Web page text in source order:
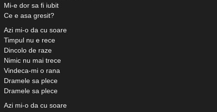
Mi-e dor sa fi iubit
Ce e asa gresit?
Azi mi-o da cu soare
Timpul nu e rece
Dincolo de raze
Nimic nu mai trece
Vindeca-mi o rana
Dramele sa plece
Dramele sa plece
Azi mi-o da cu soare